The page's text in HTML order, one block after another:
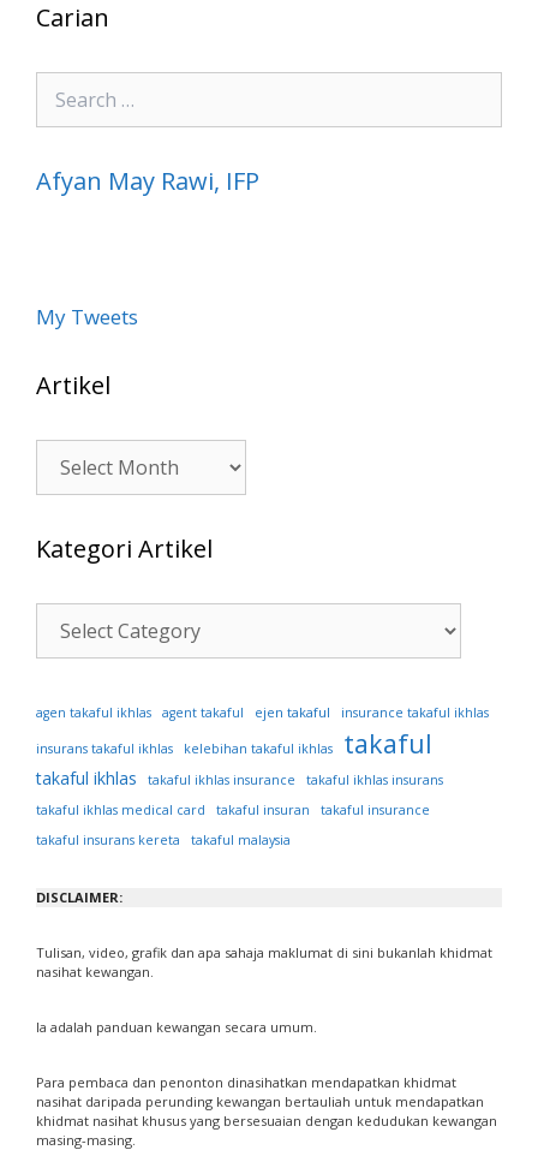
Carian
Search
for:
Afyan May Rawi, IFP
My Tweets
Artikel
Artikel
Kategori Artikel
Kategori
Artikel
agen takaful ikhlas agent takaful ejen takaful insurance takaful ikhlas
insurans takaful ikhlas kelebihan takaful ikhlas takaful
takaful ikhlas takaful ikhlas insurance
takaful ikhlas insurans
takaful ikhlas medical card
takaful insuran
takaful insurance
takaful insurans kereta
takaful malaysia
DISCLAIMER:
Tulisan, video, grafik dan apa sahaja maklumat di sini bukanlah khidmat
nasihat kewangan.
Ia adalah panduan kewangan secara umum.
Para pembaca dan penonton dinasihatkan mendapatkan khidmat
nasihat daripada perunding kewangan bertauliah untuk mendapatkan
khidmat nasihat khusus yang bersesuaian dengan kedudukan kewangan
masing-masing.